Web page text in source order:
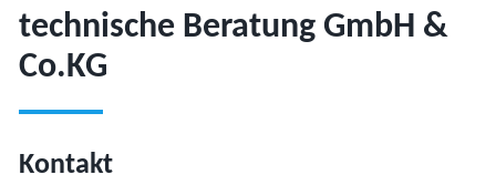
technische Beratung GmbH &
Co.KG
Kontakt